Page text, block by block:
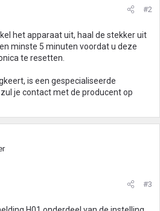
#2
het apparaat uit, haal de stekker uit
minste 5 minuten voordat u deze
te resetten.
is een gespecialiseerde
je contact met de producent op
#3